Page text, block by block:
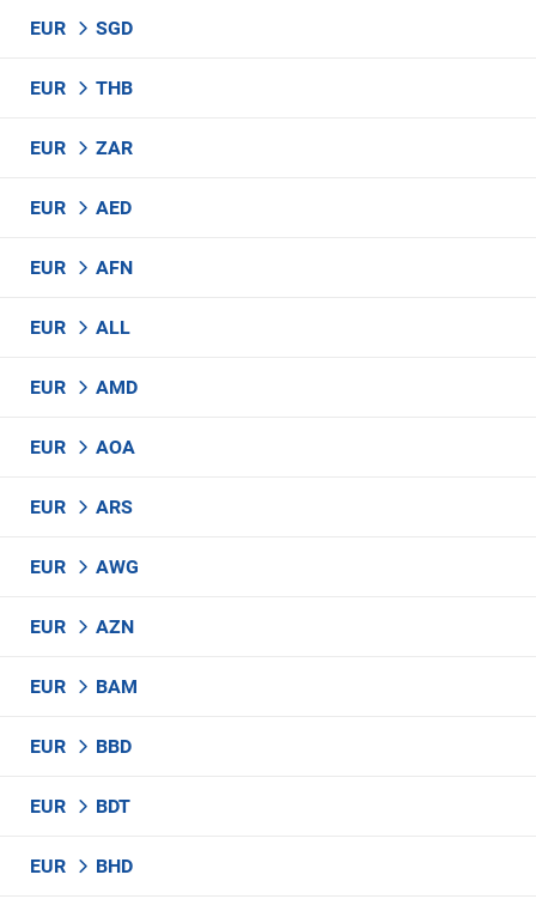
EUR SGD
EUR THB
EUR ZAR
EUR AED
EUR AFN
EUR ALL
EUR AMD
EUR AOA
EUR ARS
EUR AWG
EUR AZN
EUR BAM
EUR BBD
EUR BDT
EUR BHD